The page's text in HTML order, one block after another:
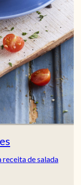
receita de salada